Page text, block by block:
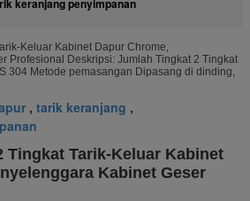
keranjang penyimpanan
Keluar Kabinet Dapur Chrome,
Profesional Deskripsi: Jumlah Tingkat 2 Tingkat
304 Metode pemasangan Dipasang di dinding,
, tarik keranjang ,
Tingkat Tarik-Keluar Kabinet
Kabinet Geser